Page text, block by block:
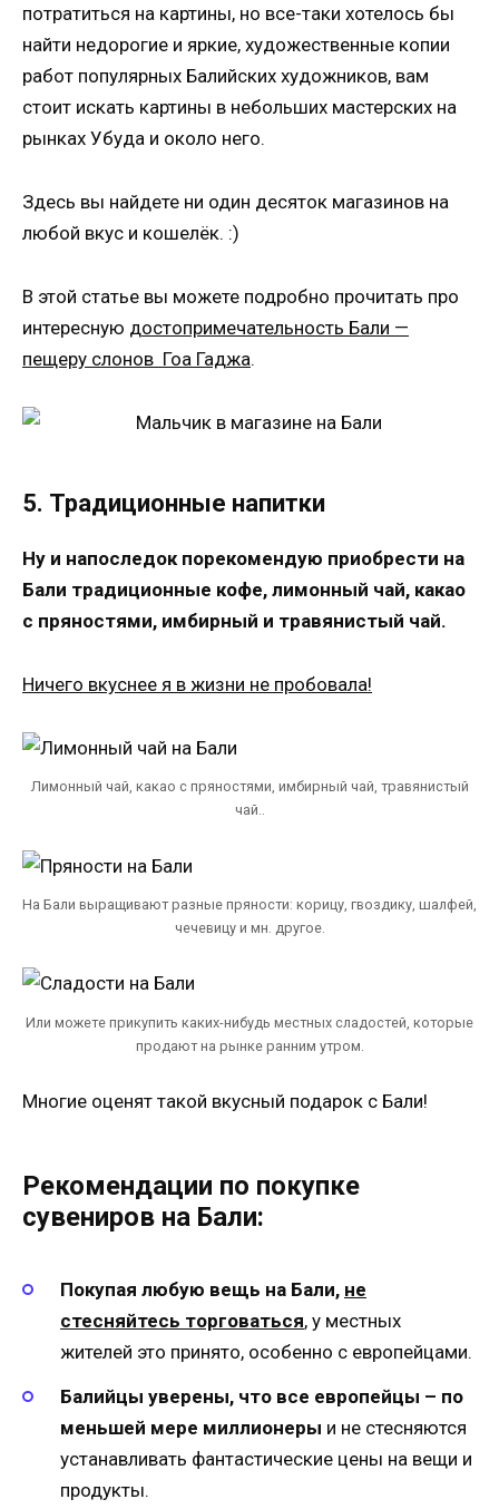
потратиться на картины, но все-таки хотелось бы
найти недорогие и яркие, художественные копии
работ популярных Балийских художников, вам
стоит искать картины в небольших мастерских на
рынках Убуда и около него.
Здесь вы найдете ни один десяток магазинов на
любой вкус и кошелёк. :)
В этой статье вы можете подробно прочитать про
интересную достопримечательность Бали —
пещеру слонов Гоа Гаджа.
5. Традиционные напитки
Ну и напоследок порекомендую приобрести на
Бали традиционные кофе, лимонный чай, какао
с пряностями, имбирный и травянистый чай.
Ничего вкуснее я в жизни не пробовала!
Лимонный чай, какао с пряностями, имбирный чай, травянистый
чай..
На Бали выращивают разные пряности: корицу, гвоздику, шалфей,
чечевицу и мн. другое.
Или можете прикупить каких-нибудь местных сладостей, которые
продают на рынке ранним утром.
Многие оценят такой вкусный подарок с Бали!
Рекомендации по покупке
сувениров на Бали:
Покупая любую вещь на Бали, не
стесняйтесь торговаться, у местных
жителей это принято, особенно с европейцами.
Балийцы уверены, что все европейцы – по
меньшей мере миллионеры и не стесняются
устанавливать фантастические цены на вещи и
продукты.